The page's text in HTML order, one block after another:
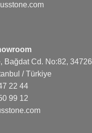
Bağdat Cd. No:82, 34726
/ Türkiye
22 44
99 12